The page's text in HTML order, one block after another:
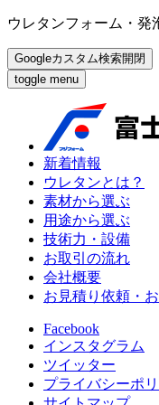
ウレタンフォーム・発
Googleカスタム検索開閉
toggle menu
新着情報
ウレタンとは？
素材から選ぶ
用途から選ぶ
技術力・設備
お取引の流れ
会社概要
お見積り依頼・
Facebook
インスタグラム
ツイッター
プライバシーポ